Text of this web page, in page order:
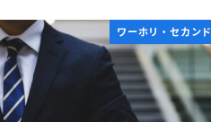
ワーホリ・セカンド